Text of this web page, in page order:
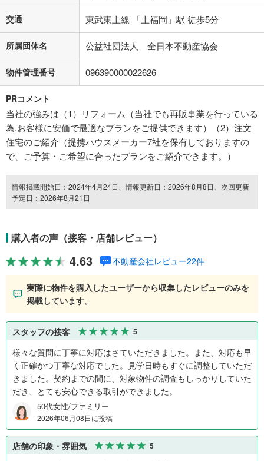
交通 東武東上線 「上福岡」駅 徒歩5分
所属団体名 公益社団法人 全日本不動産協会
物件管理番号 096390000022626
PRコメント
当社の強みは（1）リフォーム（当社でも再販事業を行っている
為,お客様に安価で最適なプランをご提供できます）（2）注文
住宅のご紹介（提携ハウスメーカー7社を保有しておりますの
で、ご予算・ご希望に合ったプランをご紹介できます。）
情報掲載開始日：2024年4月24日、情報更新日：2026年8月8日、次回更新
予定日：2026年8月21日
購入者の声（接客・店舗レビュー）
4.63 不動産会社レビュー22件
実際に物件を購入したユーザーから収集したレビューのみを
掲載しています。
スタッフの接客 5
様々な質問に丁寧に対応はさていただきました。また、対応も早
く正確かつ丁寧な対応でした。見学日時もすぐに調整していただ
きました。契約までの間に、対象物件の調査もしっかりしていた
だき、とても安心できる取引ができました。
50代女性/ファミリー
2026年06月08日に投稿
店舗の印象・雰囲気 5